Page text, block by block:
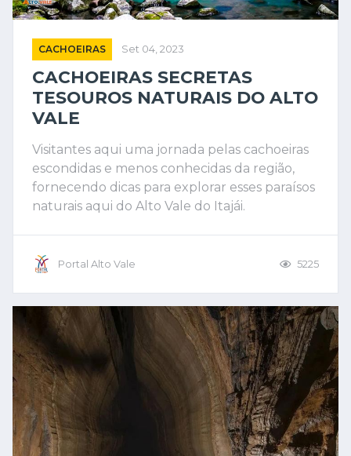
CACHOEIRAS Set 04, 2023
CACHOEIRAS SECRETAS
TESOUROS NATURAIS DO ALTO
VALE
Visitantes aqui uma jornada pelas cachoeiras
escondidas e menos conhecidas da região,
fornecendo dicas para explorar esses paraísos
naturais aqui do Alto Vale do Itajái.
Portal Alto Vale 5225